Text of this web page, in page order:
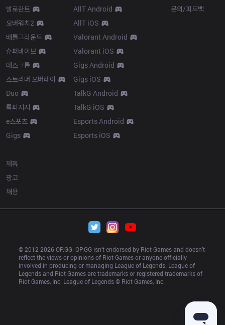
발로란트
오버워치2
배틀그라운드
슈퍼바이브
데스크톱
스트리머 오버레이
Duo
톡피지지
e스포츠
Gigs
AllT Android
AllT iOS
Valorant Android
Valorant iOS
Gigs Android
Gigs iOS
TalkG Android
TalkG iOS
Esports Android
Esports iOS
문의/피드백
제휴
광고
채용
© 2012-2026 OP.GG. OP.GG isn’t endorsed by Riot Games and doesn’t
reflect the views or opinions of Riot Games or anyone officially
involved in producing or managing League of Legends. League of
Legends and Riot Games are trademarks or registered trademarks of
Riot Games, Inc. League of Legends © Riot Games, Inc.